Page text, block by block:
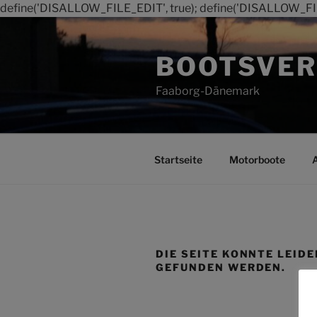
define('DISALLOW_FILE_EDIT', true);
Faaborg-Dänemark
Startseite Motorboote
DIE SEITE KONNTE
GEFUNDEN WERDEN.